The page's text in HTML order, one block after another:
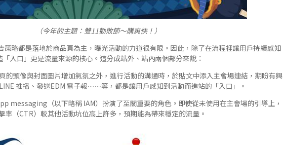
（今年的主題：雙11勸敗節～購爽快！）
策略都是落地於商品頁為主，曝光活動的力道很有限。因此，除了在流程裡讓用戶持續感知
入口」更是流量來源的核心。這分成站外、站內兩個部分來說：
的頭像與封面圖片增加氣氛之外，進行活動的溝通時，於貼文中添入主會場連結，期盼有興
推播、發送EDM 電子報⋯⋯等，都是讓用戶感知到活動而進站的「入口」。
messaging（以下略稱 IAM）扮演了至關重要的角色。即使從未使用在主會場的引導上，
率（CTR）較其他活動坑位高上許多，預期能為帶來穩定的流量。